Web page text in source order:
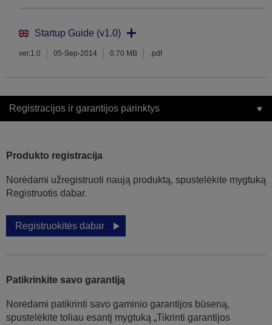
Startup Guide (v1.0)
ver.1.0 05-Sep-2014 0.70 MB .pdf
Registracijos ir garantijos parinktys
Produkto registracija
Norėdami užregistruoti naują produktą, spustelėkite mygtuką
Registruotis dabar.
Registruokitės dabar
Patikrinkite savo garantiją
Norėdami patikrinti savo gaminio garantijos būseną,
spustelėkite toliau esantį mygtuką „Tikrinti garantijos